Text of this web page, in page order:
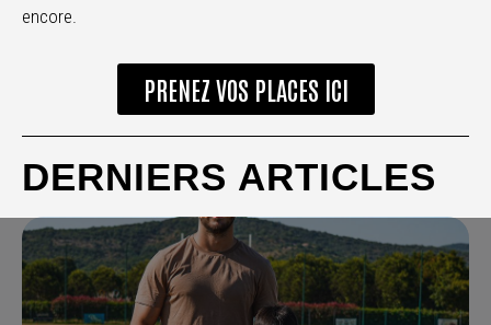
encore.
PRENEZ VOS PLACES ICI
DERNIERS ARTICLES